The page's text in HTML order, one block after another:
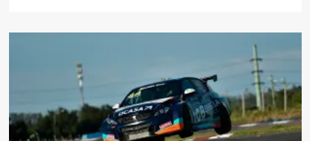
El
en
Mina
Clavero